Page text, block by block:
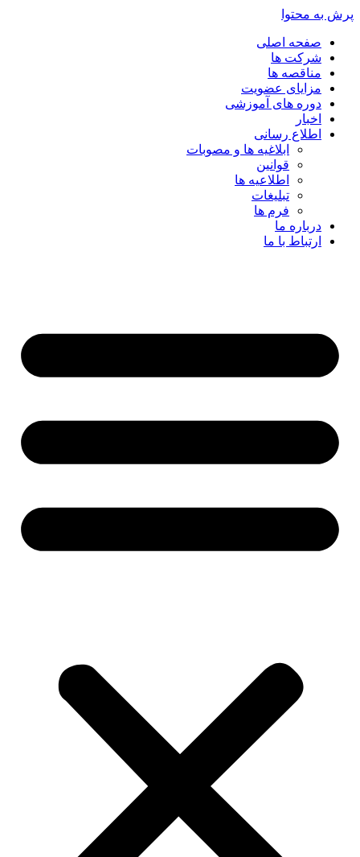
پرش به محتوا
صفحه اصلی
شرکت ها
مناقصه ها
مزایای عضویت
دوره های آموزشی
اخبار
اطلاع رسانی
ابلاغیه ها و مصوبات
قوانین
اطلاعیه ها
تبلیغات
فرم ها
درباره ما
ارتباط با ما